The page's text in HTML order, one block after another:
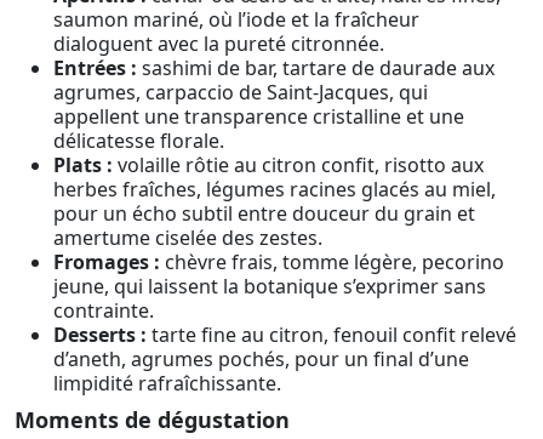
saumon mariné, où l’iode et la fraîcheur
dialoguent avec la pureté citronnée.
Entrées : sashimi de bar, tartare de daurade aux
agrumes, carpaccio de Saint-Jacques, qui
appellent une transparence cristalline et une
délicatesse florale.
Plats : volaille rôtie au citron confit, risotto aux
herbes fraîches, légumes racines glacés au miel,
pour un écho subtil entre douceur du grain et
amertume ciselée des zestes.
Fromages : chèvre frais, tomme légère, pecorino
jeune, qui laissent la botanique s’exprimer sans
contrainte.
Desserts : tarte fine au citron, fenouil confit relevé
d’aneth, agrumes pochés, pour un final d’une
limpidité rafraîchissante.
Moments de dégustation